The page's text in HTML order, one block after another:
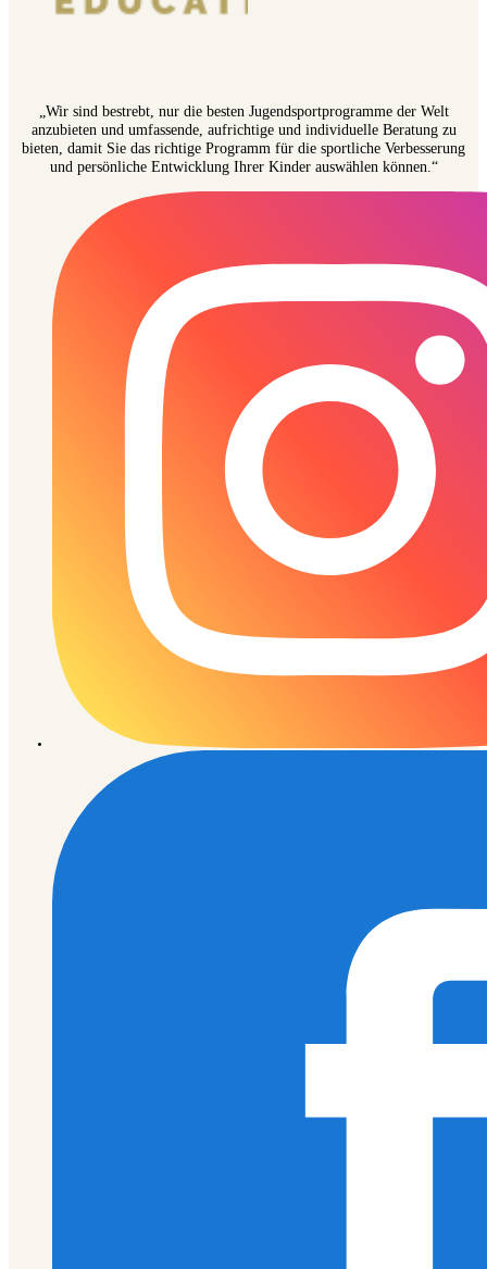
„Wir sind bestrebt, nur die besten Jugendsportprogramme der Welt
anzubieten und umfassende, aufrichtige und individuelle Beratung zu
bieten, damit Sie das richtige Programm für die sportliche Verbesserung
und persönliche Entwicklung Ihrer Kinder auswählen können.“